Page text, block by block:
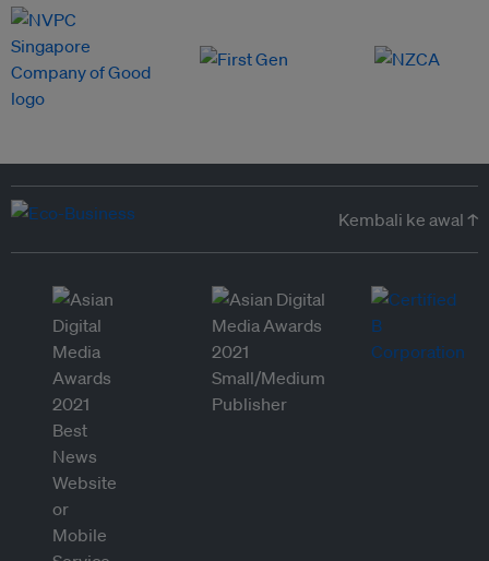
Kembali ke awal ↑